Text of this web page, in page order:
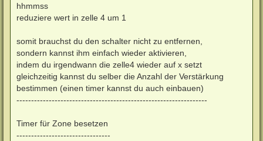
hhmmss
reduziere wert in zelle 4 um 1
somit brauchst du den schalter nicht zu entfernen,
sondern kannst ihm einfach wieder aktivieren,
indem du irgendwann die zelle4 wieder auf x setzt
gleichzeitig kannst du selber die Anzahl der Verstärkung
bestimmen (einen timer kannst du auch einbauen)
-----------------------------------------------------------------
Timer für Zone besetzen
--------------------------------